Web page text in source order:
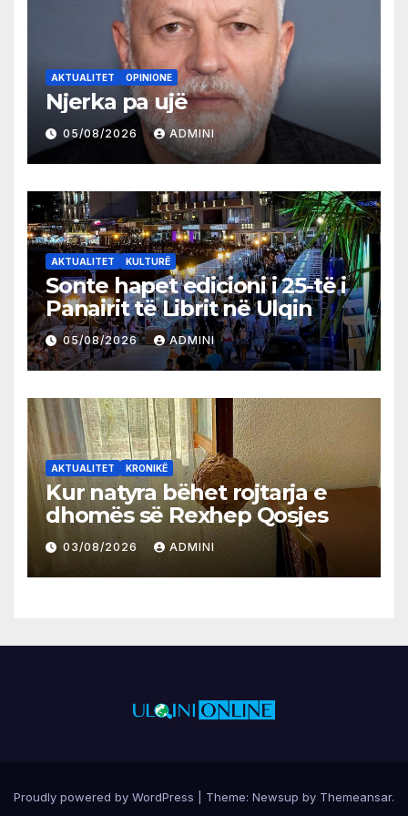
AKTUALITET OPINIONE
Njerka pa ujë
05/08/2026 ADMINI
AKTUALITET KULTURË
Sonte hapet edicioni i 25-të i
Panairit të Librit në Ulqin
05/08/2026 ADMINI
AKTUALITET KRONIKË
Kur natyra bëhet rojtarja e
dhomës së Rexhep Qosjes
03/08/2026 ADMINI
Proudly powered by WordPress Theme: Newsup by Themeansar.